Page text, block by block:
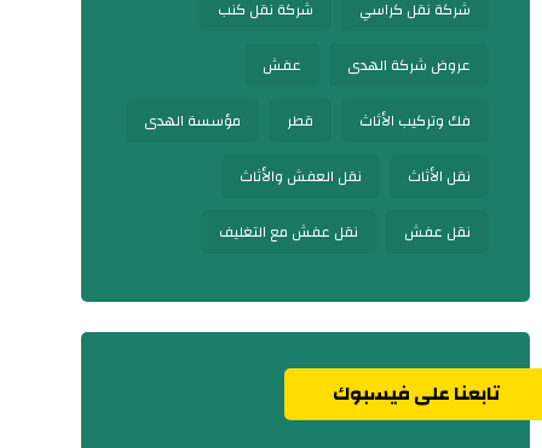
شركة نقل كراسي شركة نقل كنب
عروض شركة الهدى عفش
فك وتركيب الأثاث قطر مؤسسة الهدى
نقل الأثاث نقل العفش والأثاث
نقل عفش نقل عفش مع التغليف
تابعنا على فيسبوك